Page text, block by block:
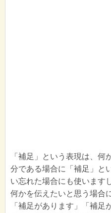
「補足」という表現は、
分である場合に「補足」と
い忘れた場合にも使います
何かを伝えたいと思う場合
「補足があります」「補